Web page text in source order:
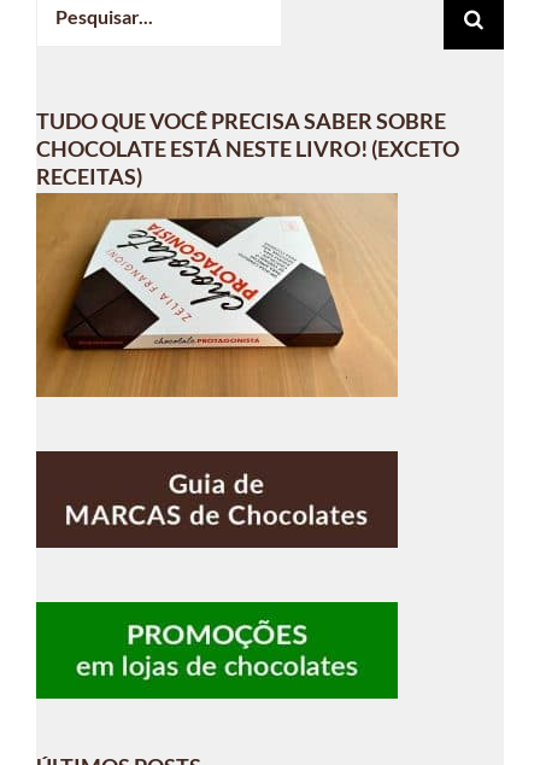
resultados
TUDO QUE VOCÊ PRECISA SABER SOBRE
CHOCOLATE ESTÁ NESTE LIVRO! (EXCETO
RECEITAS)